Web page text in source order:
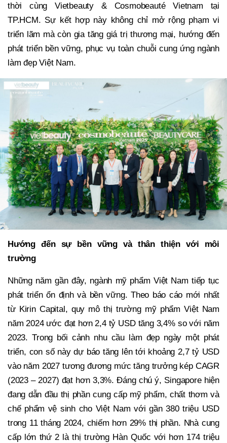
thời cùng Vietbeauty & Cosmobeauté Vietnam tại
TP.HCM. Sự kết hợp này không chỉ mở rộng phạm vi
triển lãm mà còn gia tăng giá trị thương mại, hướng đến
phát triển bền vững, phục vụ toàn chuỗi cung ứng ngành
làm đẹp Việt Nam.
Hướng đến sự bền vững và thân thiện với môi
trường
Những năm gần đây, ngành mỹ phẩm Việt Nam tiếp tục
phát triển ổn định và bền vững. Theo báo cáo mới nhất
từ Kirin Capital, quy mô thị trường mỹ phẩm Việt Nam
năm 2024 ước đạt hơn 2,4 tỷ USD tăng 3,4% so với năm
2023. Trong bối cảnh nhu cầu làm đẹp ngày một phát
triển, con số này dự báo tăng lên tới khoảng 2,7 tỷ USD
vào năm 2027 tương đương mức tăng trưởng kép CAGR
(2023 – 2027) đạt hơn 3,3%. Đáng chú ý, Singapore hiện
đang dẫn đầu thị phần cung cấp mỹ phẩm, chất thơm và
chế phẩm vệ sinh cho Việt Nam với gần 380 triệu USD
trong 11 tháng 2024, chiếm hơn 29% thị phần. Nhà cung
cấp lớn thứ 2 là thị trường Hàn Quốc với hơn 174 triệu